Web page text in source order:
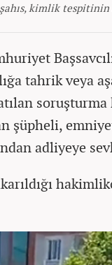
kimlik tespitinin
tahrik veya
soruşturma
şüpheli,
adliyeye